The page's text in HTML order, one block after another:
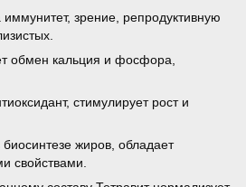
иммунитет, зрение, репродуктивную
обмен кальция и фосфора,
стимулирует рост и
жиров, обладает
свойствами.